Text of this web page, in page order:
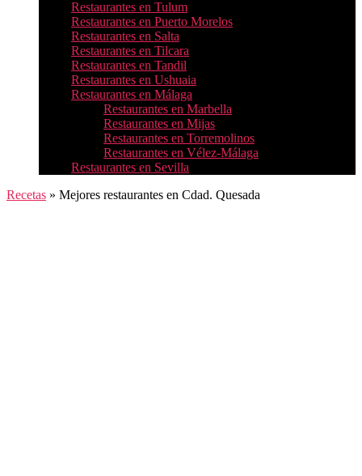
Restaurantes en Tulum
Restaurantes en Puerto Morelos
Restaurantes en Salta
Restaurantes en Tilcara
Restaurantes en Tandil
Restaurantes en Ushuaia
Restaurantes en Málaga
Restaurantes en Marbella
Restaurantes en Mijas
Restaurantes en Torremolinos
Restaurantes en Vélez-Málaga
Restaurantes en Sevilla
Recetas » Mejores restaurantes en Cdad. Quesada